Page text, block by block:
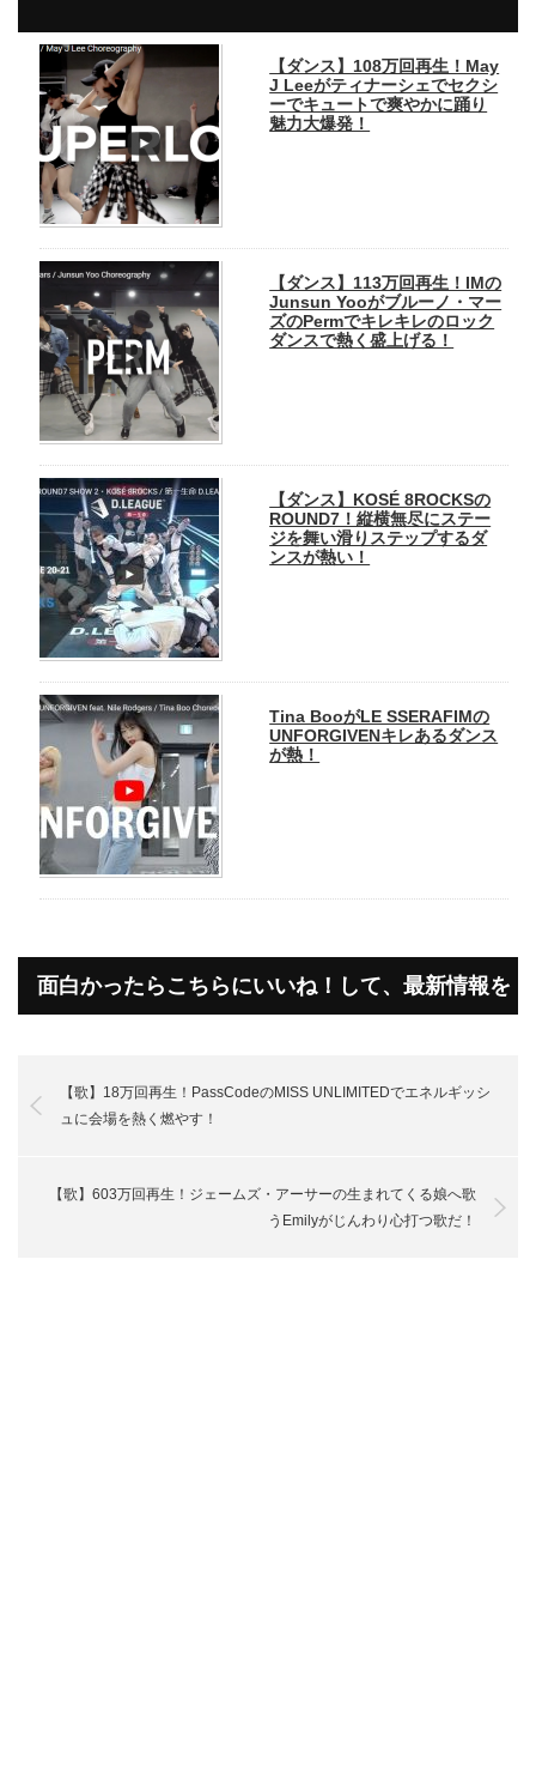
【ダンス】108万回再生！May
J Leeがティナーシェでセクシ
ーでキュートで爽やかに踊り
魅力大爆発！
【ダンス】113万回再生！IMの
Junsun Yooがブルーノ・マー
ズのPermでキレキレのロック
ダンスで熱く盛上げる！
【ダンス】KOSÉ 8ROCKSの
ROUND7！縦横無尽にステー
ジを舞い滑りステップするダ
ンスが熱い！
Tina BooがLE SSERAFIMの
UNFORGIVENキレあるダンス
が熱！
面白かったらこちらにいいね！して、最新情報を
【歌】18万回再生！PassCodeのMISS UNLIMITEDでエネルギッシ
ュに会場を熱く燃やす！
【歌】603万回再生！ジェームズ・アーサーの生まれてくる娘へ歌
うEmilyがじんわり心打つ歌だ！